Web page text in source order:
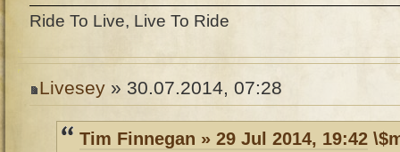
Ride To Live, Live To Ride
Livesey » 30.07.2014, 07:28
Tim Finnegan » 29 Jul 2014, 19:42